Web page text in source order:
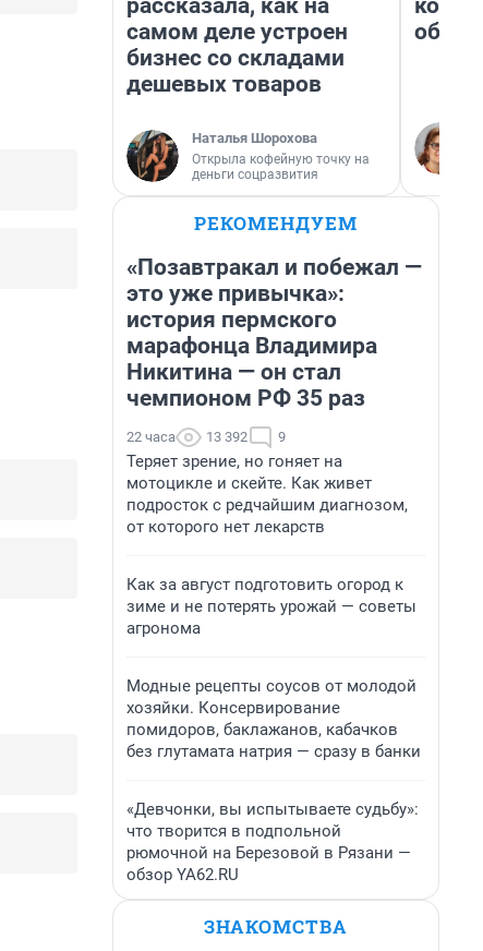
рассказала, как на
самом деле устроен
бизнес со складами
дешевых товаров
Наталья Шорохова
Открыла кофейную точку на
деньги соцразвития
РЕКОМЕНДУЕМ
«Позавтракал и побежал —
это уже привычка»:
история пермского
марафонца Владимира
Никитина — он стал
чемпионом РФ 35 раз
22 часа 13 392 9
Теряет зрение, но гоняет на
мотоцикле и скейте. Как живет
подросток с редчайшим диагнозом,
от которого нет лекарств
Как за август подготовить огород к
зиме и не потерять урожай — советы
агронома
Модные рецепты соусов от молодой
хозяйки. Консервирование
помидоров, баклажанов, кабачков
без глутамата натрия — сразу в банки
«Девчонки, вы испытываете судьбу»:
что творится в подпольной
рюмочной на Березовой в Рязани —
обзор YA62.RU
ЗНАКОМСТВА